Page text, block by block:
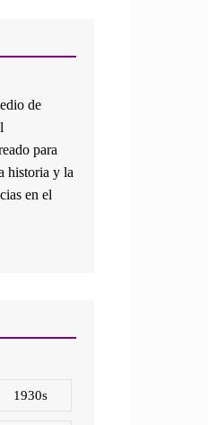
de
para
historia y la
en el
1930s